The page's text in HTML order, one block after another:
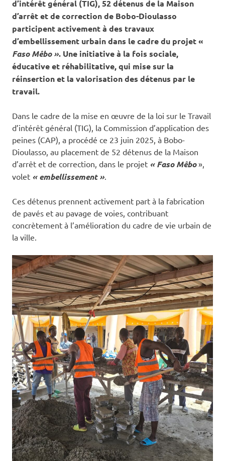
d’intérêt général (TIG), 52 détenus de la Maison
d’arrêt et de correction de Bobo-Dioulasso
participent activement à des travaux
d’embellissement urbain dans le cadre du projet «
Faso Mêbo ». Une initiative à la fois sociale,
éducative et réhabilitative, qui mise sur la
réinsertion et la valorisation des détenus par le
travail.
Dans le cadre de la mise en œuvre de la loi sur le Travail
d’intérêt général (TIG), la Commission d’application des
peines (CAP), a procédé ce 23 juin 2025, à Bobo-
Dioulasso, au placement de 52 détenus de la Maison
d’arrêt et de correction, dans le projet « Faso Mêbo »,
volet « embellissement ».
Ces détenus prennent activement part à la fabrication
de pavés et au pavage de voies, contribuant
concrètement à l’amélioration du cadre de vie urbain de
la ville.